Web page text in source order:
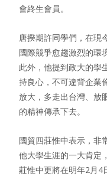
會終生會員。
唐揆期許同學們，在現
國際競爭愈趨激烈的環
此外，他提到政大的學
持良心，不可違背企業
放大，多走出台灣、放
的精神傳承下去。
國貿四莊惟中表示，非
他大學生涯的一大肯定
莊惟中更將在明年2月4